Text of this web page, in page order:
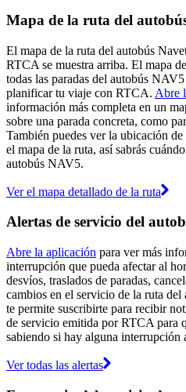
Mapa de la ruta del
El mapa de la ruta del autobús
RTCA se muestra arriba. El mapa
todas las paradas del autobús
planificar tu viaje con RTCA. Abre
información más completa en un
sobre una parada concreta, como
También puedes ver la ubicación
el mapa de la ruta, así sabrás
autobús NAV5.
Ver el mapa detallado de la ruta
Alertas de servicio del
Abre la aplicación para ver más
interrupción que pueda afectar al
desvíos, traslados de paradas,
cambios en el servicio de la ruta del
te permite suscribirte para recibir
de servicio emitida por RTCA para
sabiendo si hay alguna interrupción
Ver todas las alertas